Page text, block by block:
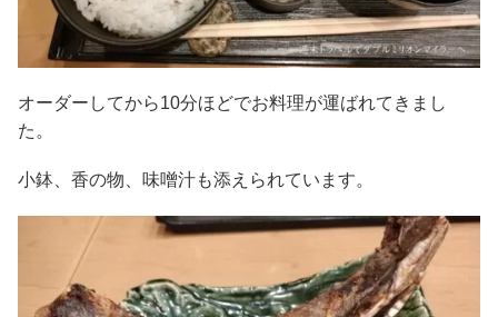
オーダーしてから10分ほどでお料理が運ばれてきまし
た。
小鉢、香の物、味噌汁も添えられています。